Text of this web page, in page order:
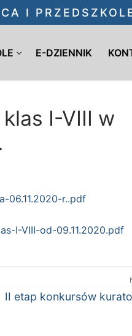
I
E-DZIENNIK
I-VIII w
06.11.2020-r..pdf
I-VIII-od-09.11.2020.pdf
Następny
II etap konkursów